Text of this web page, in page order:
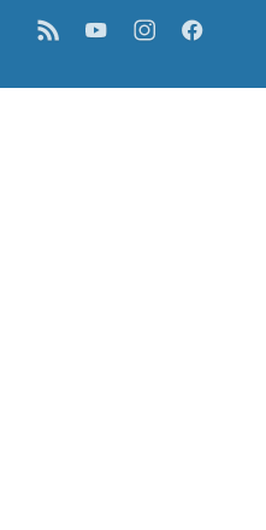
RSS YouTubeInstagramFacebook